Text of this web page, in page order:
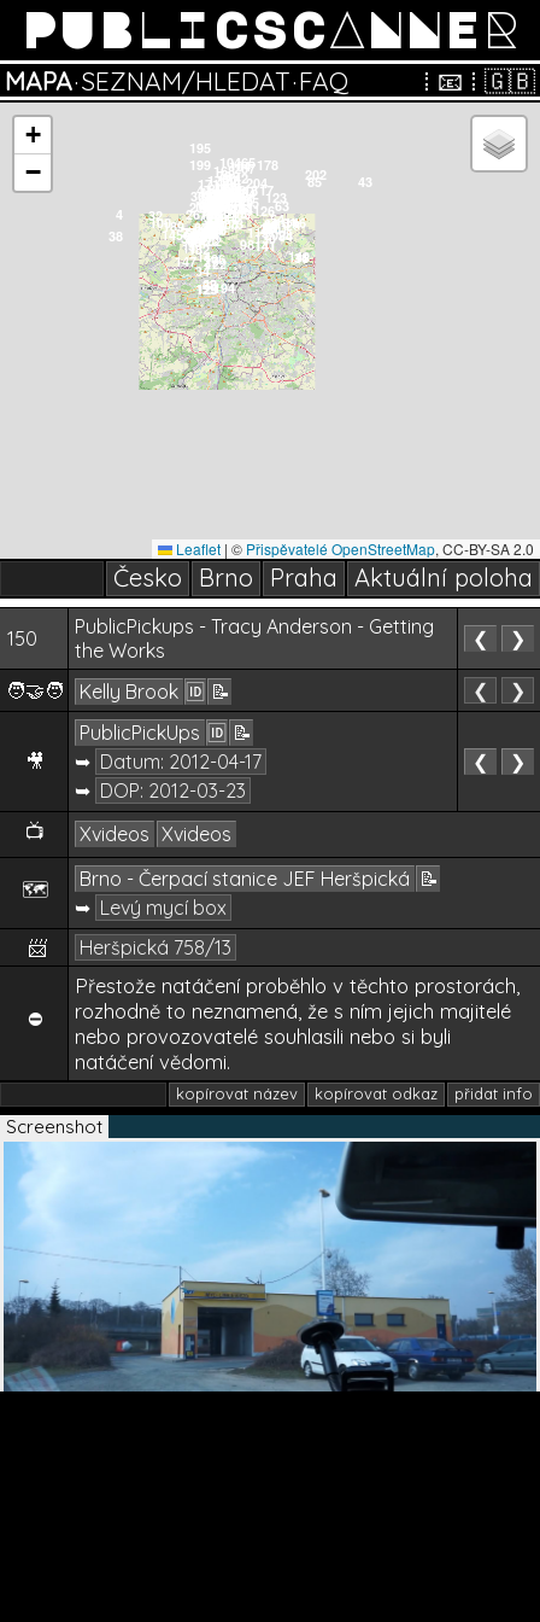
PUBLICSCANNER
MAPA·SEZNAM/HLEDAT·FAQ ⁞ 📧 ⁞ 🇬🇧
150
+
−
Leaflet | © Přispěvatelé OpenStreetMap, CC-BY-SA 2.0
Česko Brno Praha Aktuální poloha
150
PublicPickups - Tracy Anderson - Getting
the Works
❮ ❯
🧑‍🤝‍🧑 Kelly Brook 🆔 📝 ❮ ❯
🎥
PublicPickUps 🆔 📝
➥ Datum: 2012-04-17
➥ DOP: 2012-03-23
❮ ❯
📺 Xvideos Xvideos
🗺️ Brno - Čerpací stanice JEF Heršpická 📝
➥ Levý mycí box
📨
Heršpická 758/13
⛔
Přestože natáčení proběhlo v těchto prostorách,
rozhodně to neznamená, že s ním jejich majitelé
nebo provozovatelé souhlasili nebo si byli
natáčení vědomi.
kopírovat název kopírovat odkaz přidat info
Screenshot